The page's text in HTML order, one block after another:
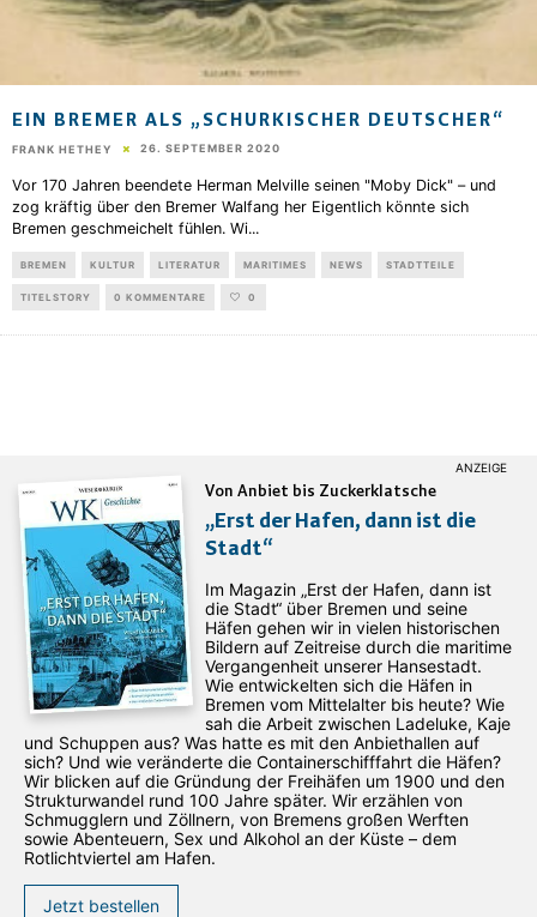
EIN BREMER ALS „SCHURKISCHER DEUTSCHER“
FRANK HETHEY 26. SEPTEMBER 2020
Vor 170 Jahren beendete Herman Melville seinen "Moby Dick" – und
zog kräftig über den Bremer Walfang her Eigentlich könnte sich
Bremen geschmeichelt fühlen. Wi...
BREMEN KULTUR LITERATUR MARITIMES NEWS STADTTEILE
TITELSTORY 0 KOMMENTARE 0
Von Anbiet bis Zuckerklatsche
„Erst der Hafen, dann ist die
Stadt“
Im Magazin „Erst der Hafen, dann ist
die Stadt“ über Bremen und seine
Häfen gehen wir in vielen historischen
Bildern auf Zeitreise durch die maritime
Vergangenheit unserer Hansestadt.
Wie entwickelten sich die Häfen in
Bremen vom Mittelalter bis heute? Wie
sah die Arbeit zwischen Ladeluke, Kaje
und Schuppen aus? Was hatte es mit den Anbiethallen auf
sich? Und wie veränderte die Containerschifffahrt die Häfen?
Wir blicken auf die Gründung der Freihäfen um 1900 und den
Strukturwandel rund 100 Jahre später. Wir erzählen von
Schmugglern und Zöllnern, von Bremens großen Werften
sowie Abenteuern, Sex und Alkohol an der Küste – dem
Rotlichtviertel am Hafen.
Jetzt bestellen